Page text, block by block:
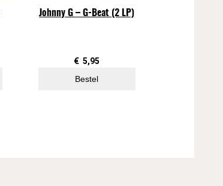
Johnny G – G-Beat (2 LP)
€ 5,95
Bestel